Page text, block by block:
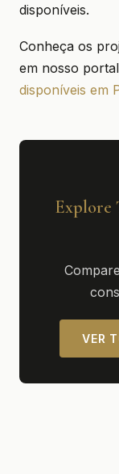
disponíveis.
Conheça os
em nosso
disponíveis em
Explore
VER